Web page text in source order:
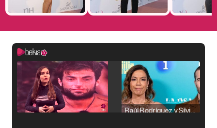
Raúl Rodríguez y Silvia Taulés nos cuentan su papel en 'La familia de la tele'